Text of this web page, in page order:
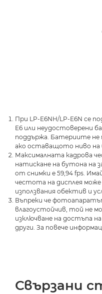
При LP-E6NH/LP-E6N се
E6 или неудостоверени
поддържа. Батериите не
ако оставащото ниво на
Максималната кадрова
натискане на бутона на
от снимки е 59,94 fps.
честота на дисплея
използвания обектив и
Въпреки че
влагоустойчив, той не
изключване на достъпа
други. За повече
Свързани